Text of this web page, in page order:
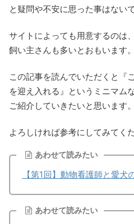
と疑問や不安に思った事はない
サイトによっても用意するのは
飼い主さんも多いとおもいます。
この記事を読んでいただくと『
を迎え入れる』というミニマム
ご紹介していきたいと思います。
よろしければ参考にしてみてく
あわせて読みたい
【第1回】動物看護師と愛犬
あわせて読みたい